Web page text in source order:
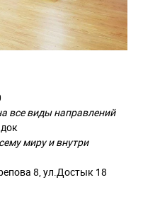
все виды направлений
миру и внутри
8, ул.Достык 18